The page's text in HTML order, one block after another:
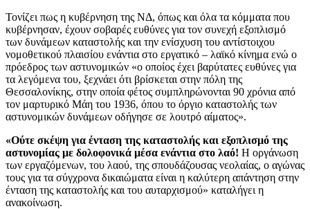
Τονίζει πως η κυβέρνηση της ΝΔ, όπως και όλα τα κόμματα που
κυβέρνησαν, έχουν σοβαρές ευθύνες για τον συνεχή εξοπλισμό
των δυνάμεων καταστολής και την ενίσχυση του αντίστοιχου
νομοθετικού πλαισίου ενάντια στο εργατικό – λαϊκό κίνημα ενώ ο
πρόεδρος των αστυνομικών «ο οποίος έχει βαρύτατες ευθύνες για
τα λεγόμενα του, ξεχνάει ότι βρίσκεται στην πόλη της
Θεσσαλονίκης, στην οποία φέτος συμπληρώνονται 90 χρόνια από
τον μαρτυρικό Μάη του 1936, όπου το όργιο καταστολής των
αστυνομικών δυνάμεων οδήγησε σε λουτρό αίματος».
«Ούτε σκέψη για ένταση της καταστολής και εξοπλισμό της
αστυνομίας με δολοφονικά μέσα ενάντια στο λαό! Η οργάνωση
των εργαζόμενων, του λαού, της σπουδάζουσας νεολαίας, ο αγώνας
τους για τα σύγχρονα δικαιώματα είναι η καλύτερη απάντηση στην
ένταση της καταστολής και του αυταρχισμού» καταλήγει η
ανακοίνωση.